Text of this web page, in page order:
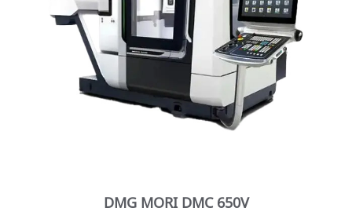
DMG MORI DMC 650V